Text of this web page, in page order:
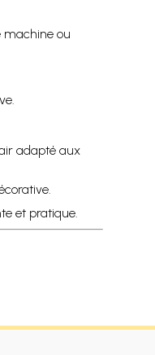
machine ou
adapté aux
et pratique.